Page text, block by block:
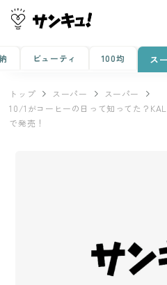
ビューティ 100均 ス
トップ スーパー
スーパー
10/1がコーヒーの日って知ってた？
で発売！